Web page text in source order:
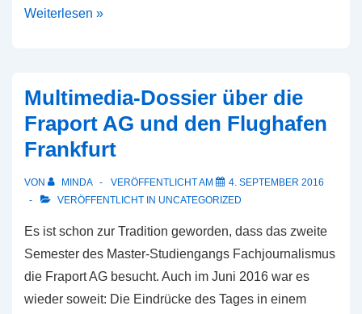
stramu
Weiterlesen »
Multimedia-Dossier über die
Fraport AG und den Flughafen
Frankfurt
VON MINDA VERÖFFENTLICHT AM
4. SEPTEMBER 2016
VERÖFFENTLICHT IN UNCATEGORIZED
Es ist schon zur Tradition geworden, dass das zweite
Semester des Master-Studiengangs Fachjournalismus
die Fraport AG besucht. Auch im Juni 2016 war es
wieder soweit: Die Eindrücke des Tages in einem